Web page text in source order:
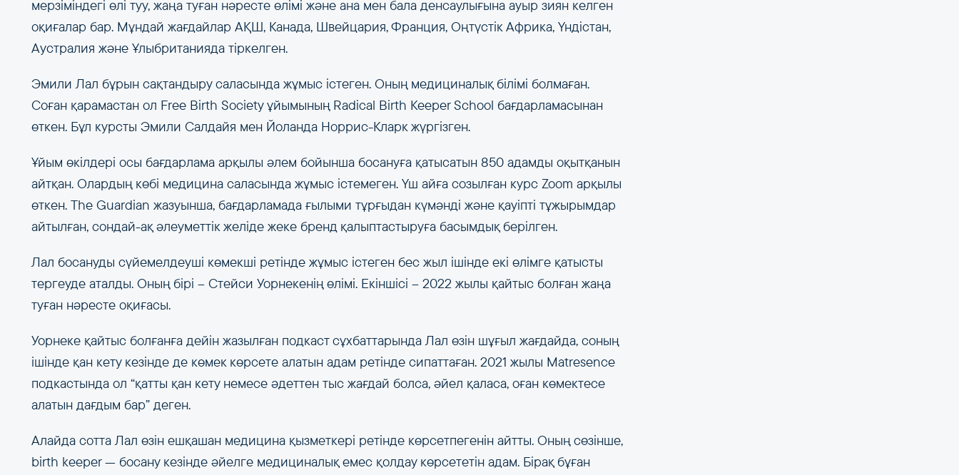
мерзіміндегі өлі туу, жаңа туған нәресте өлімі және ана мен бала денсаулығына ауыр зиян келген
оқиғалар бар. Мұндай жағдайлар АҚШ, Канада, Швейцария, Франция, Оңтүстік Африка, Үндістан,
Аустралия және Ұлыбританияда тіркелген.
Эмили Лал бұрын сақтандыру саласында жұмыс істеген. Оның медициналық білімі болмаған.
Соған қарамастан ол Free Birth Society ұйымының Radical Birth Keeper School бағдарламасынан
өткен. Бұл курсты Эмили Салдайя мен Йоланда Норрис-Кларк жүргізген.
Ұйым өкілдері осы бағдарлама арқылы әлем бойынша босануға қатысатын 850 адамды оқытқанын
айтқан. Олардың көбі медицина саласында жұмыс істемеген. Үш айға созылған курс Zoom арқылы
өткен. The Guardian жазуынша, бағдарламада ғылыми тұрғыдан күмәнді және қауіпті тұжырымдар
айтылған, сондай-ақ әлеуметтік желіде жеке бренд қалыптастыруға басымдық берілген.
Лал босануды сүйемелдеуші көмекші ретінде жұмыс істеген бес жыл ішінде екі өлімге қатысты
тергеуде аталды. Оның бірі – Стейси Уорнекенің өлімі. Екіншісі – 2022 жылы қайтыс болған жаңа
туған нәресте оқиғасы.
Уорнеке қайтыс болғанға дейін жазылған подкаст сұхбаттарында Лал өзін шұғыл жағдайда, соның
ішінде қан кету кезінде де көмек көрсете алатын адам ретінде сипаттаған. 2021 жылы Matresence
подкастында ол “қатты қан кету немесе әдеттен тыс жағдай болса, әйел қаласа, оған көмектесе
алатын дағдым бар” деген.
Алайда сотта Лал өзін ешқашан медицина қызметкері ретінде көрсетпегенін айтты. Оның сөзінше,
birth keeper — босану кезінде әйелге медициналық емес қолдау көрсететін адам. Бірақ бұған